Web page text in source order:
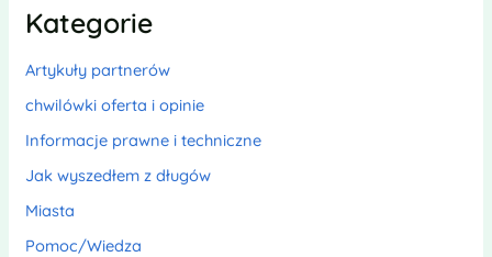
Kategorie
Artykuły partnerów
chwilówki oferta i opinie
Informacje prawne i techniczne
Jak wyszedłem z długów
Miasta
Pomoc/Wiedza